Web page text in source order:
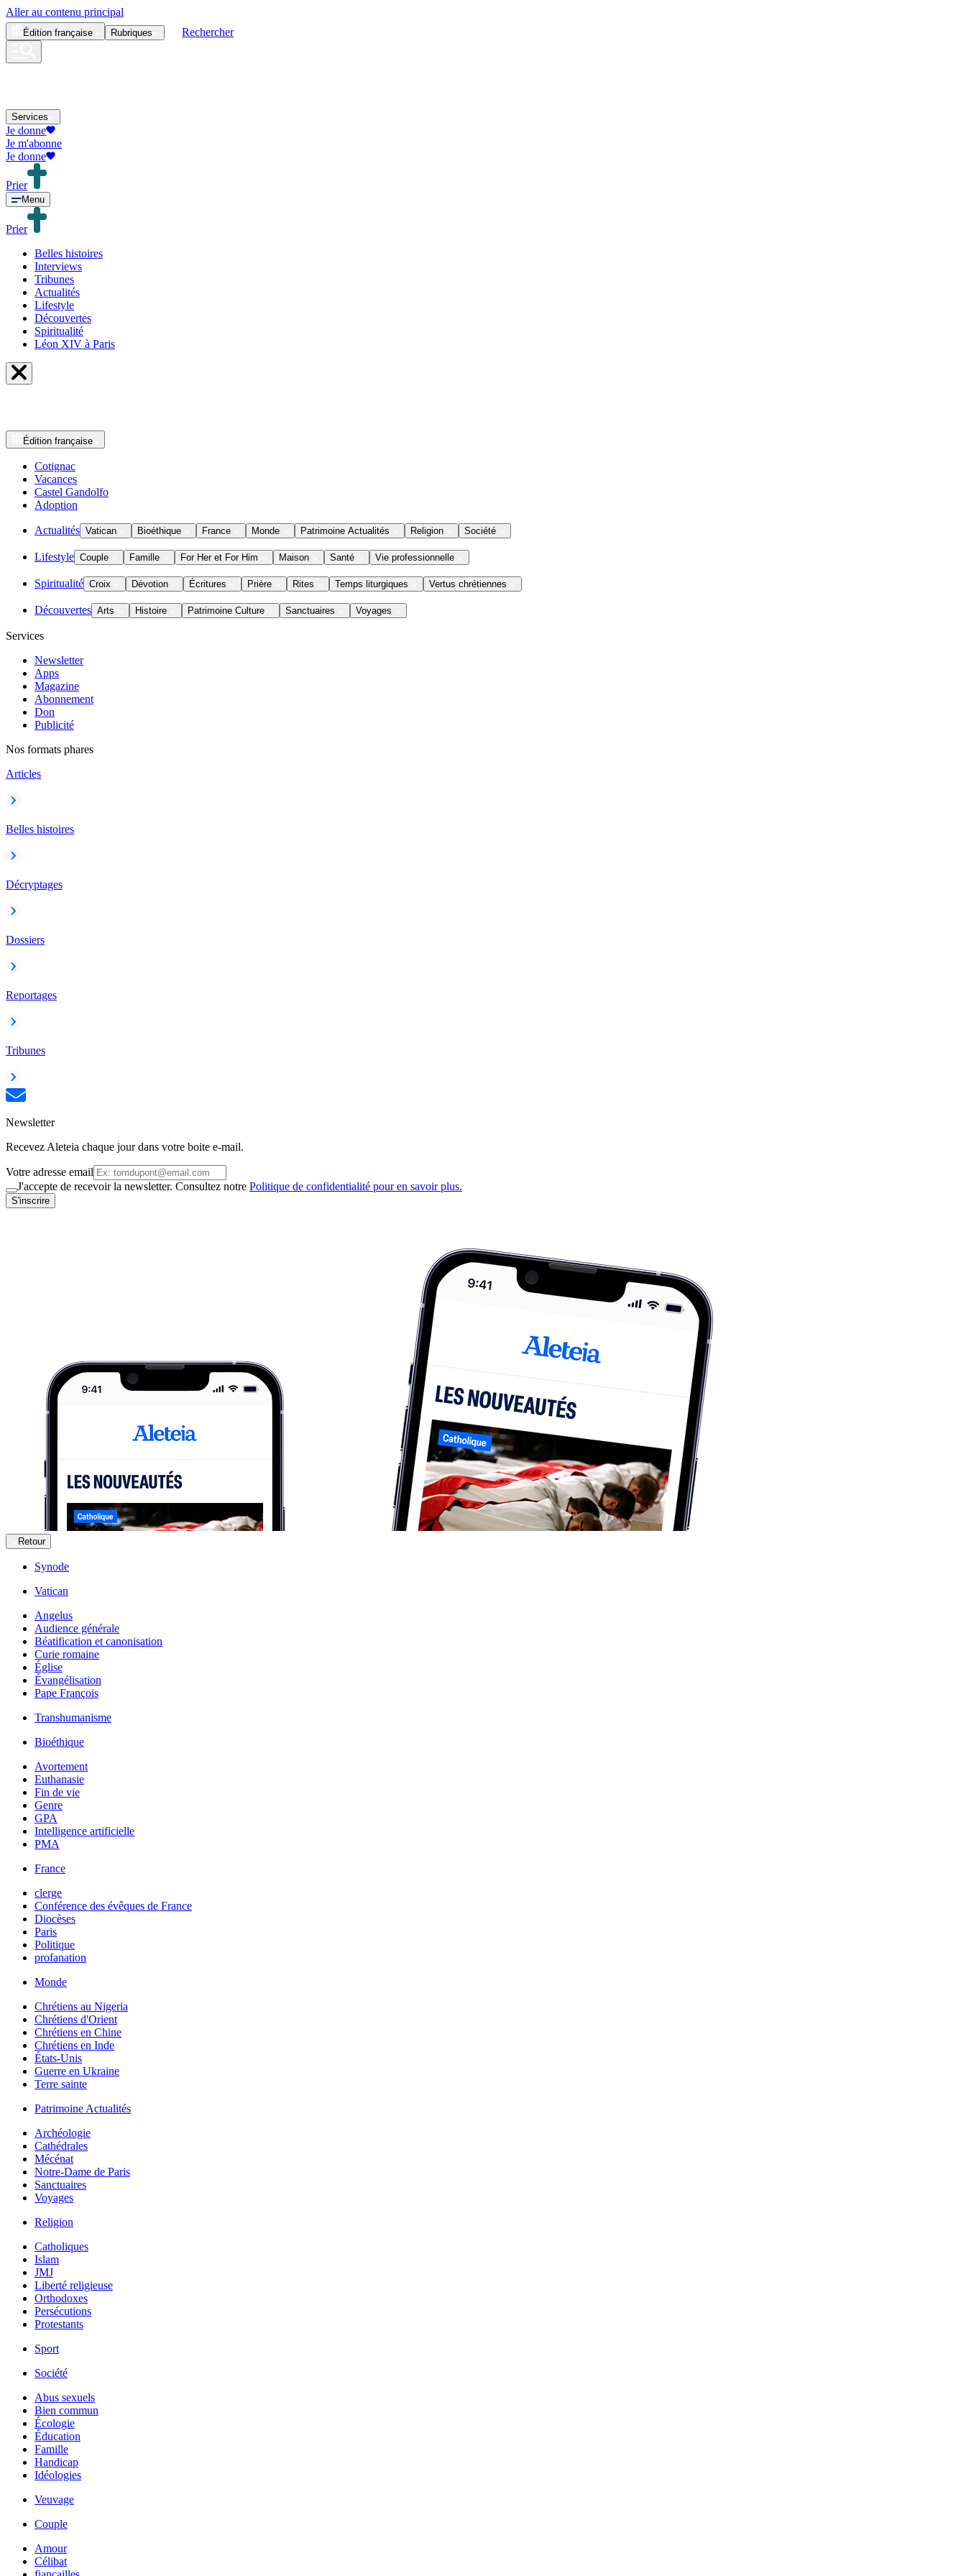
Aller au contenu principal
Édition française Rubriques Rechercher
Services
Je donne
Je m'abonne
Je donne
Prier
Menu
Prier
Belles histoires
Interviews
Tribunes
Actualités
Lifestyle
Découvertes
Spiritualité
Léon XIV à Paris
Édition française
Cotignac
Vacances
Castel Gandolfo
Adoption
Actualités Vatican Bioéthique France Monde Patrimoine Actualités Religion Société
Lifestyle Couple Famille For Her et For Him Maison Santé Vie professionnelle
Spiritualité Croix Dévotion Écritures Prière Rites Temps liturgiques Vertus chrétiennes
Découvertes Arts Histoire Patrimoine Culture Sanctuaires Voyages
Services
Newsletter
Apps
Magazine
Abonnement
Don
Publicité
Nos formats phares
Articles
Belles histoires
Décryptages
Dossiers
Reportages
Tribunes
Newsletter
Recevez Aleteia chaque jour dans votre boite e-mail.
Votre adresse email
J'accepte de recevoir la newsletter. Consultez notre Politique de confidentialité pour en savoir plus.
S'inscrire
Retour
Synode
Vatican
Angelus
Audience générale
Béatification et canonisation
Curie romaine
Église
Évangélisation
Pape François
Transhumanisme
Bioéthique
Avortement
Euthanasie
Fin de vie
Genre
GPA
Intelligence artificielle
PMA
France
clerge
Conférence des évêques de France
Diocèses
Paris
Politique
profanation
Monde
Chrétiens au Nigeria
Chrétiens d'Orient
Chrétiens en Chine
Chrétiens en Inde
États-Unis
Guerre en Ukraine
Terre sainte
Patrimoine Actualités
Archéologie
Cathédrales
Mécénat
Notre-Dame de Paris
Sanctuaires
Voyages
Religion
Catholiques
Islam
JMJ
Liberté religieuse
Orthodoxes
Persécutions
Protestants
Sport
Société
Abus sexuels
Bien commun
Écologie
Éducation
Famille
Handicap
Idéologies
Veuvage
Couple
Amour
Célibat